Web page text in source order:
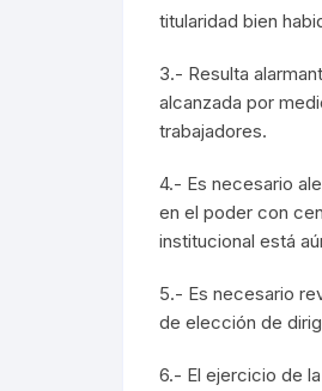
titularidad bien
3.- Resulta
alcanzada por
trabajadores.
4.- Es necesario
en el poder con
institucional está
5.- Es necesario
de elección de
6.- El ejercicio de